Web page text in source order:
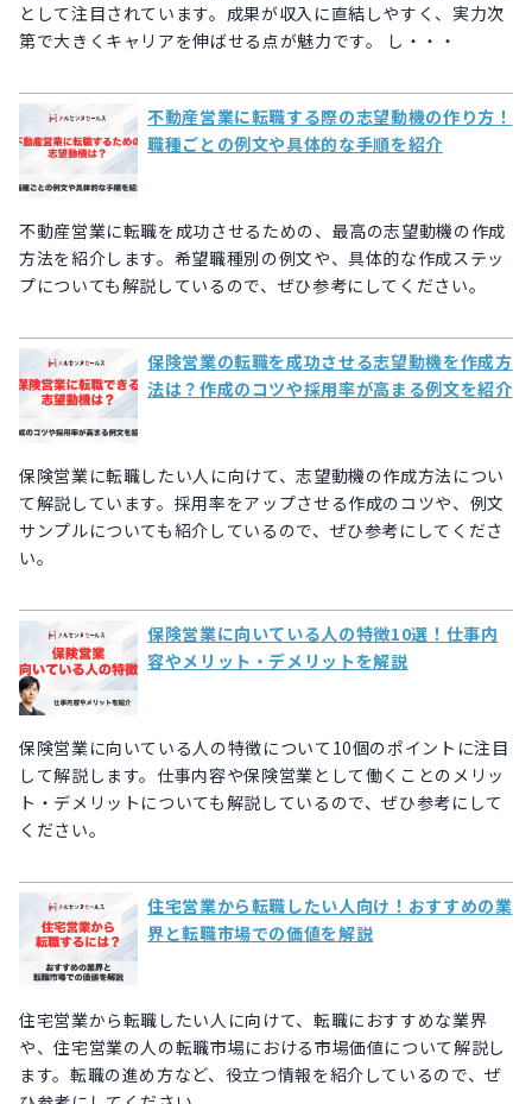
として注目されています。成果が収入に直結しやすく、実力次
第で大きくキャリアを伸ばせる点が魅力です。 し・・・
不動産営業に転職する際の志望動機の作り方！
職種ごとの例文や具体的な手順を紹介
不動産営業に転職を成功させるための、最高の志望動機の作成
方法を紹介します。希望職種別の例文や、具体的な作成ステッ
プについても解説しているので、ぜひ参考にしてください。
保険営業の転職を成功させる志望動機を作成方
法は？作成のコツや採用率が高まる例文を紹介
保険営業に転職したい人に向けて、志望動機の作成方法につい
て解説しています。採用率をアップさせる作成のコツや、例文
サンプルについても紹介しているので、ぜひ参考にしてくださ
い。
保険営業に向いている人の特徴10選！仕事内
容やメリット・デメリットを解説
保険営業に向いている人の特徴について10個のポイントに注目
して解説します。仕事内容や保険営業として働くことのメリッ
ト・デメリットについても解説しているので、ぜひ参考にして
ください。
住宅営業から転職したい人向け！おすすめの業
界と転職市場での価値を解説
住宅営業から転職したい人に向けて、転職におすすめな業界
や、住宅営業の人の転職市場における市場価値について解説し
ます。転職の進め方など、役立つ情報を紹介しているので、ぜ